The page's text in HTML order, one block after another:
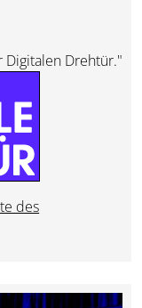
Digitalen Drehtür."
des